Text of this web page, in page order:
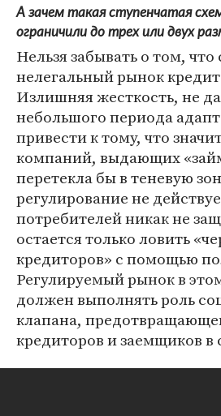
А зачем такая ступенчатая
ограничили до трех или двух
Нельзя забывать о том, что
нелегальный рынок
Излишняя жесткость, не
небольшого периода
привести к тому, что
компаний, выдающих
перетекла бы в теневую
регулирование не
потребителей никак не
остается только ловить
кредиторов» с помощью
Регулируемый рынок в
должен выполнять роль
клапана,
кредиторов и заемщиков в